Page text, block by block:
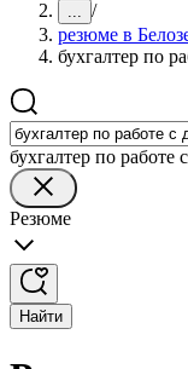
... /
резюме в
бухгалтер по
бухгалтер по работе
Резюме
Найти